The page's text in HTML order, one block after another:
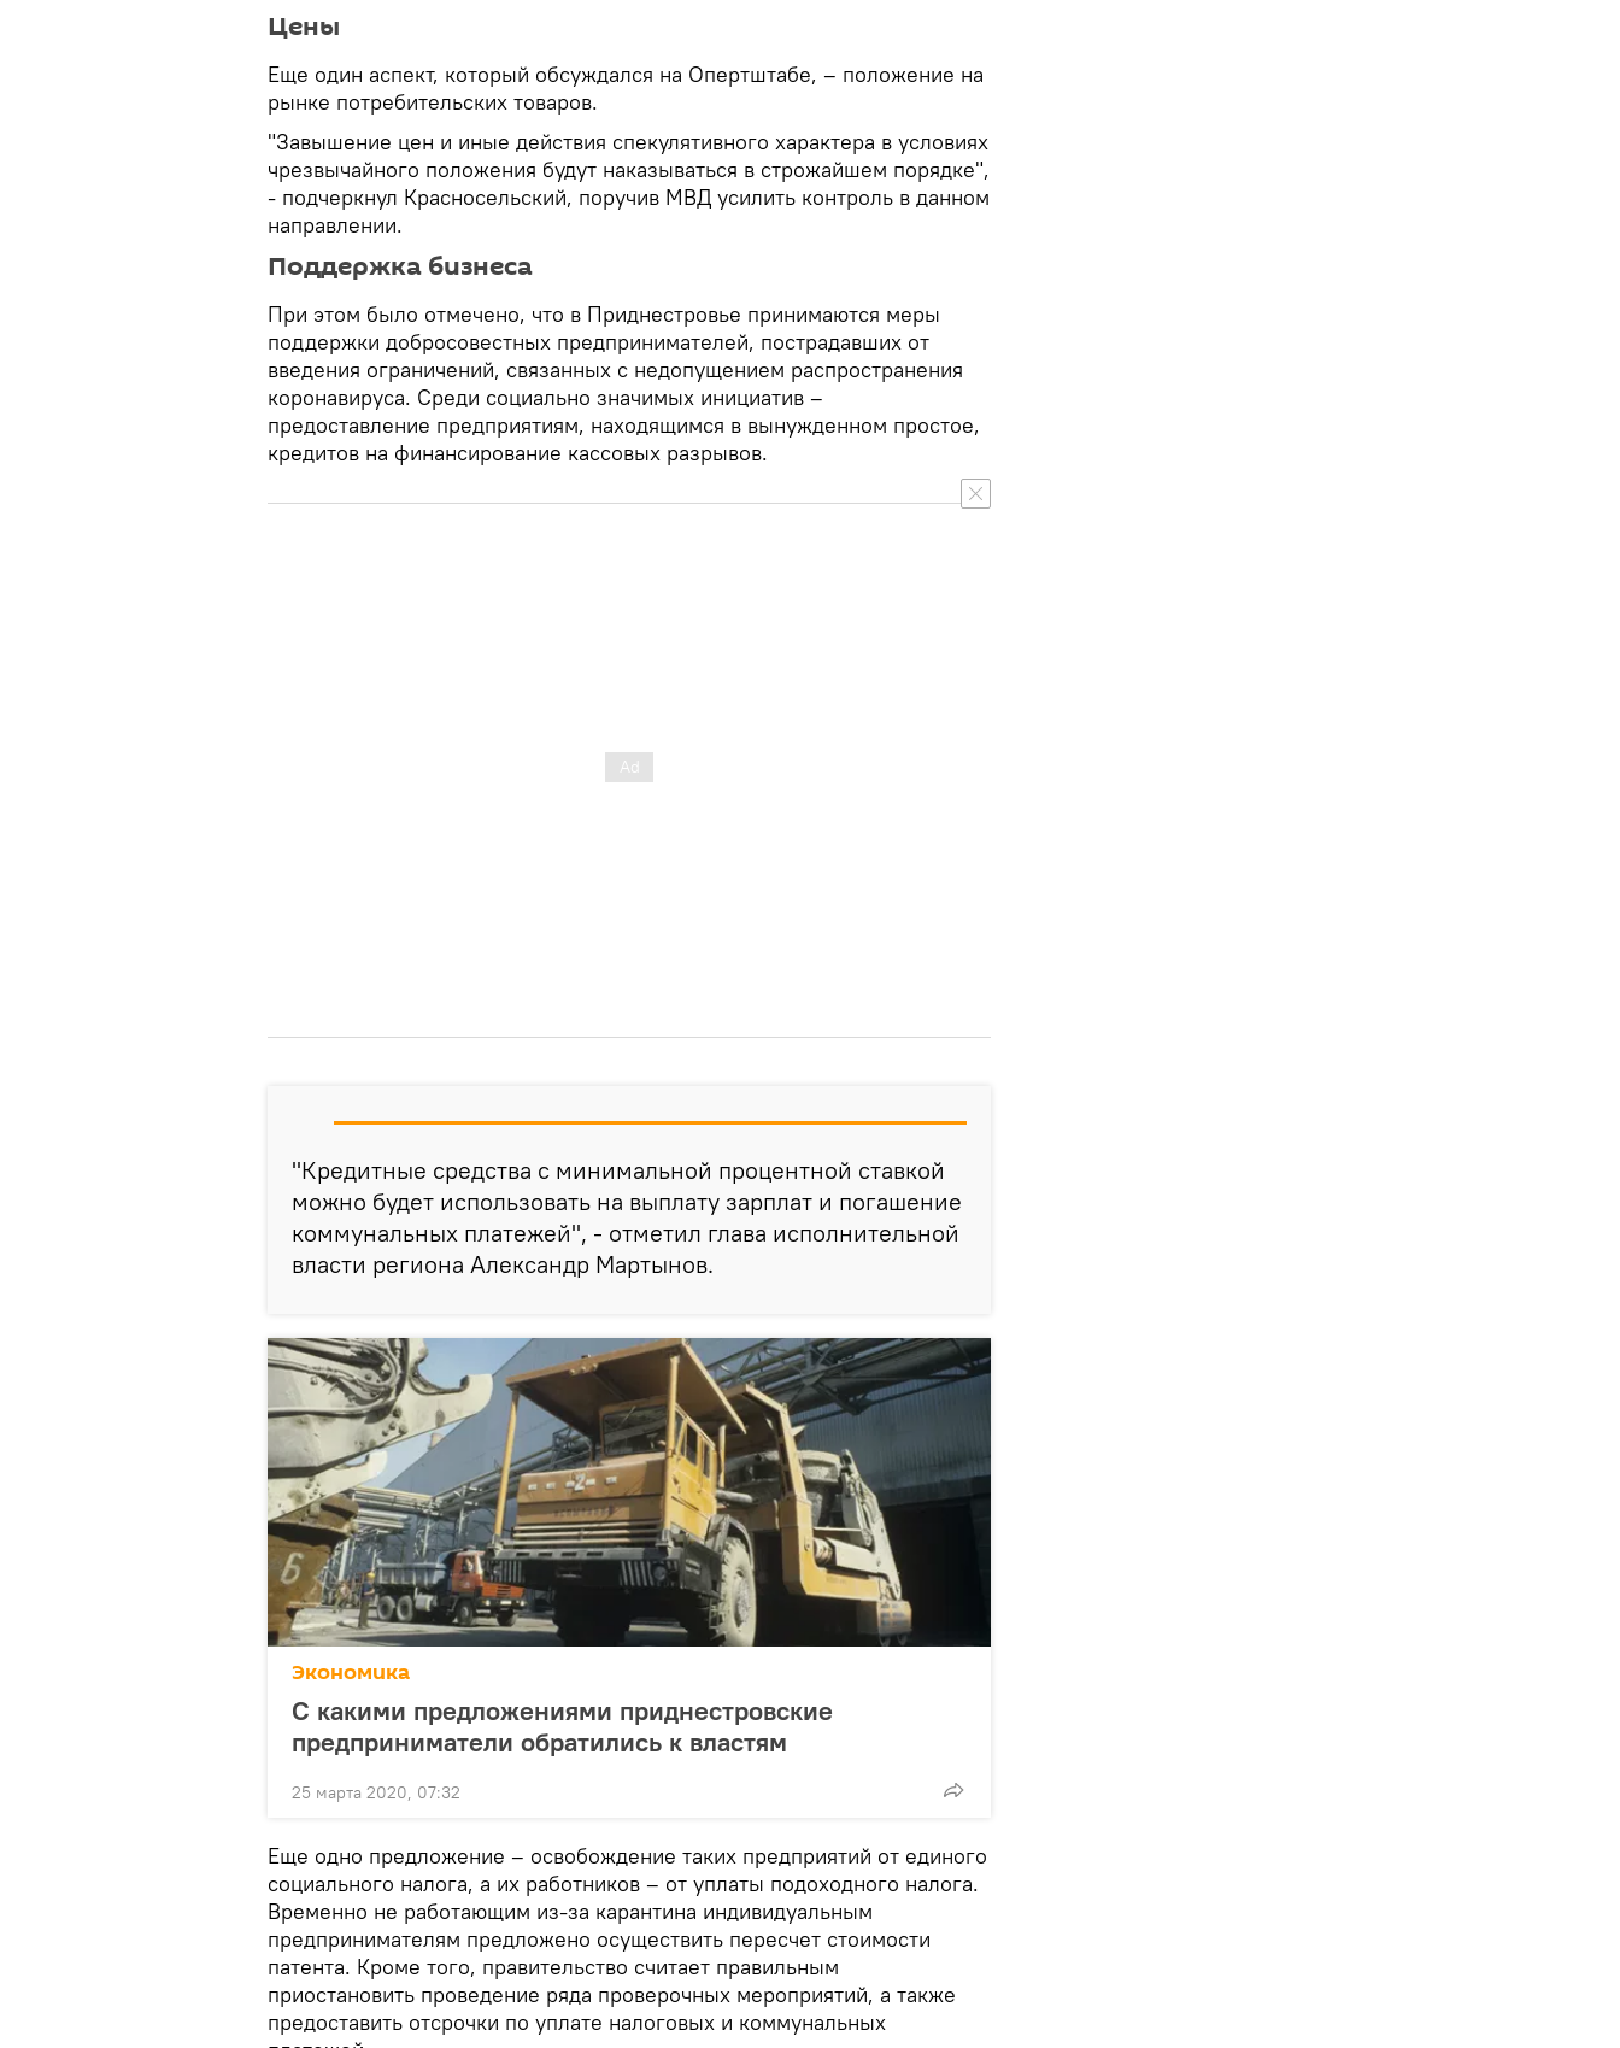
Цены
Еще один аспект, который обсуждался на Опертштабе, – положение на
рынке потребительских товаров.
"Завышение цен и иные действия спекулятивного характера в условиях
чрезвычайного положения будут наказываться в строжайшем порядке",
- подчеркнул Красносельский, поручив МВД усилить контроль в данном
направлении.
Поддержка бизнеса
При этом было отмечено, что в Приднестровье принимаются меры
поддержки добросовестных предпринимателей, пострадавших от
введения ограничений, связанных с недопущением распространения
коронавируса. Среди социально значимых инициатив –
предоставление предприятиям, находящимся в вынужденном простое,
кредитов на финансирование кассовых разрывов.
"Кредитные средства с минимальной процентной ставкой
можно будет использовать на выплату зарплат и погашение
коммунальных платежей", - отметил глава исполнительной
власти региона Александр Мартынов.
Экономика
С какими предложениями приднестровские
предприниматели обратились к властям
25 марта 2020, 07:32
Еще одно предложение – освобождение таких предприятий от единого
социального налога, а их работников – от уплаты подоходного налога.
Временно не работающим из-за карантина индивидуальным
предпринимателям предложено осуществить пересчет стоимости
патента. Кроме того, правительство считает правильным
приостановить проведение ряда проверочных мероприятий, а также
предоставить отсрочки по уплате налоговых и коммунальных